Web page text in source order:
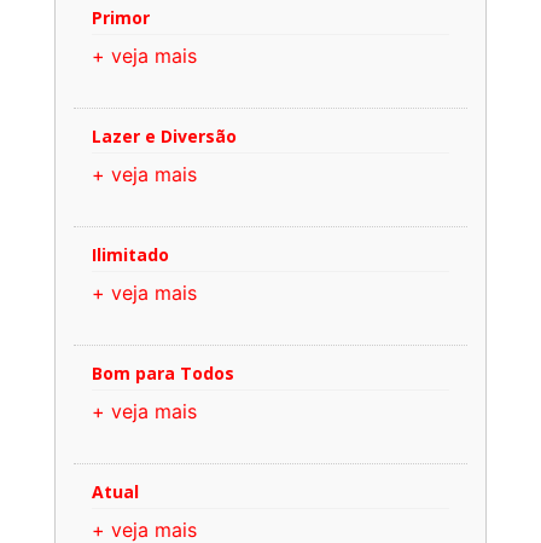
Primor
+ veja mais
Lazer e Diversão
+ veja mais
Ilimitado
+ veja mais
Bom para Todos
+ veja mais
Atual
+ veja mais